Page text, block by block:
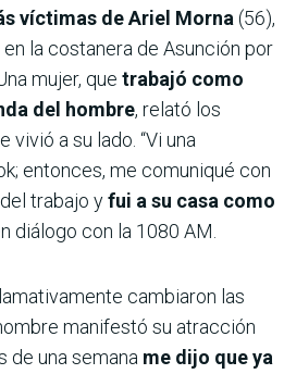
víctimas de Ariel Morna (56),
en la costanera de Asunción por
mujer, que trabajó como
del hombre, relató los
a su lado. “Vi una
entonces, me comuniqué con
trabajo yfui a su casa como
diálogo con la 1080 AM.
cambiaron las
manifestó su atracción
de una semana me dijo que ya